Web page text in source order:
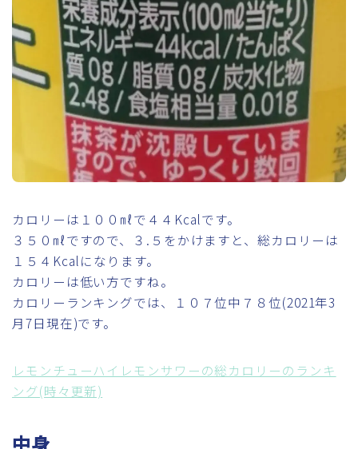
カロリーは１００㎖で４４Kcalです。
３５０㎖ですので、３.５をかけますと、総カロリーは
１５４Kcalになります。
カロリーは低い方ですね。
カロリーランキングでは、１０７位中７８位(2021年3
月7日現在)です。
レモンチューハイレモンサワーの総カロリーのランキ
ング(時々更新)
中身